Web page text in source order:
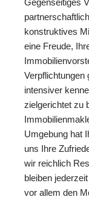
Gegenseitiges
konstruktives
eine Freude,
Verpflichtungen
intensiver
zielgerichtet zu
Umgebung hat
uns Ihre
wir reichlich
bleiben
vor allem den